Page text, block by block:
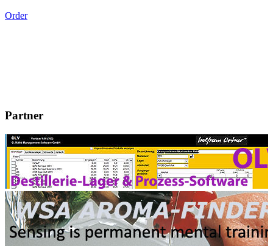
Order
Partner